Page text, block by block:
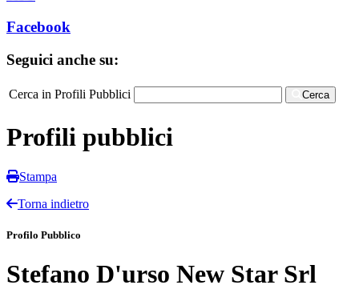
Facebook
Seguici anche su:
Cerca in Profili Pubblici Cerca
Profili pubblici
Stampa
Torna indietro
Profilo Pubblico
Stefano D'urso New Star Srl